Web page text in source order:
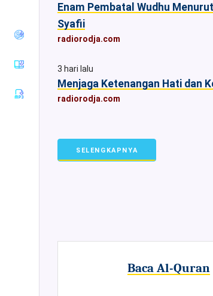
Sunan an-
Sunan Ibnu
Enam Pembatal Wudhu
Syafii
radiorodja.com
3 hari lalu
Menjaga Ketenangan Hati dan
radiorodja.com
SELENGKAPNYA
Baca Al-Quran